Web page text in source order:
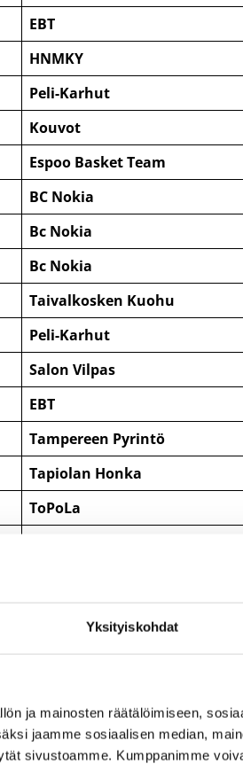
Yksityiskohdat
ja mainosten räätälöimiseen,
jaamme sosiaalisen median,
sivustoamme. Kumppanimme
EBT
HNMKY
Peli-Karhut
Kouvot
Espoo Basket Team
BC Nokia
Bc Nokia
Bc Nokia
Taivalkosken Kuohu
Peli-Karhut
Salon Vilpas
EBT
Tampereen Pyrintö
Tapiolan Honka
ToPoLa
HNMKY
EBT